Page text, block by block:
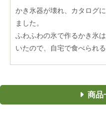
かき氷器が壊れ、カタログ
ました。
ふわふわの氷で作るかき氷
いたので、自宅で食べられ
商品